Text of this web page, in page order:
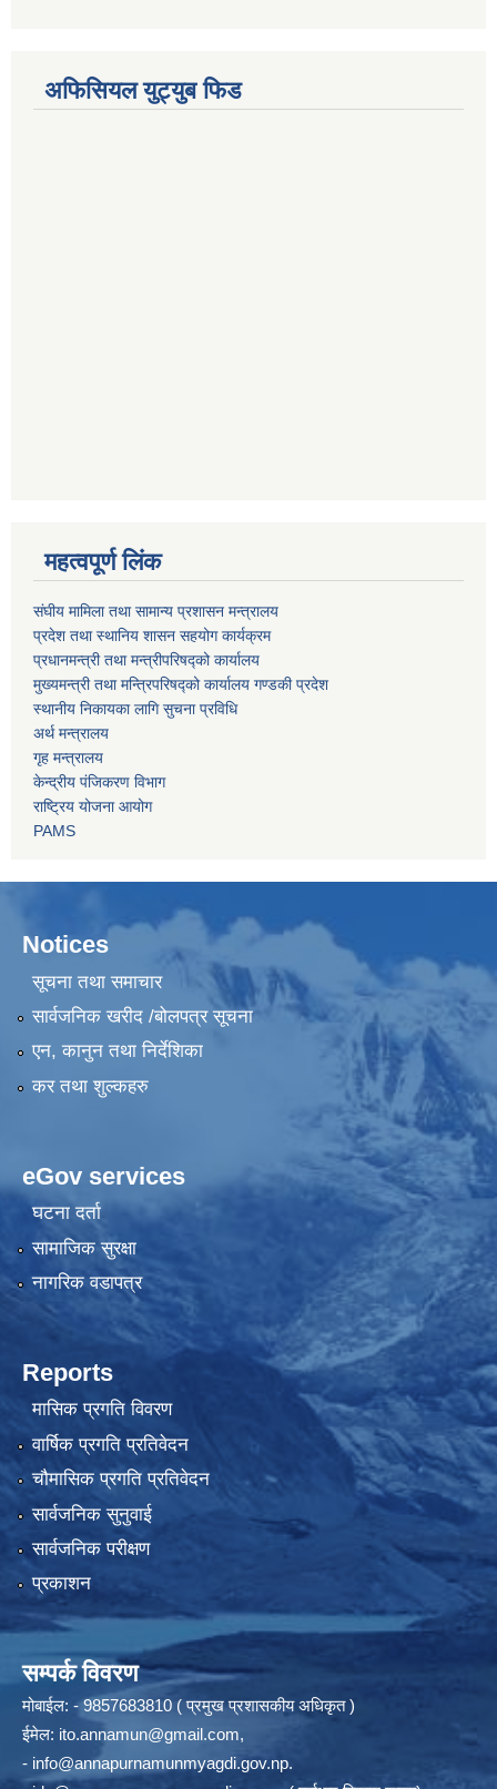
अफिसियल युट्युब फिड
महत्वपूर्ण लिंक
संघीय मामिला तथा सामान्य प्रशासन मन्त्रालय
प्रदेश तथा स्थानिय शासन सहयोग कार्यक्रम
प्रधानमन्त्री तथा मन्त्रीपरिषद्को कार्यालय
मुख्यमन्त्री तथा मन्त्रिपरिषद्को कार्यालय गण्डकी प्रदेश
स्थानीय निकायका लागि सुचना प्रविधि
अर्थ मन्त्रालय
गृह मन्त्रालय
केन्द्रीय पंजिकरण विभाग
राष्ट्रिय योजना आयोग
PAMS
Notices
सूचना तथा समाचार
सार्वजनिक खरीद /बोलपत्र सूचना
एन, कानुन तथा निर्देशिका
कर तथा शुल्कहरु
eGov services
घटना दर्ता
सामाजिक सुरक्षा
नागरिक वडापत्र
Reports
मासिक प्रगति विवरण
वार्षिक प्रगति प्रतिवेदन
चौमासिक प्रगति प्रतिवेदन
सार्वजनिक सुनुवाई
सार्वजनिक परीक्षण
प्रकाशन
सम्पर्क विवरण
मोबाईल: - 9857683810 ( प्रमुख प्रशासकीय अधिकृत )
ईमेल: ito.annamun@gmail.com,
- info@annapurnamunmyagdi.gov.np.